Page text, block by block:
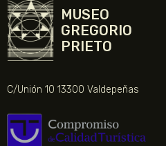
MUSEO
GREGORIO
PRIETO
C/Unión 10 13300 Valdepeñas